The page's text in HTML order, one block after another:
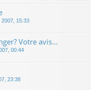
2007, 15:33
Votre avis...
00:44
23:38